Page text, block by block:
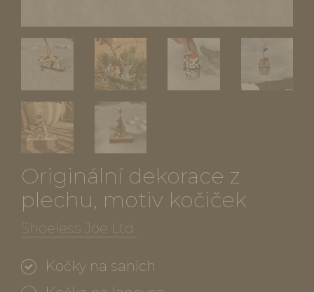
Originální dekorace z
plechu, motiv kočiček
Shoeless Joe Ltd.
Kočky na saních